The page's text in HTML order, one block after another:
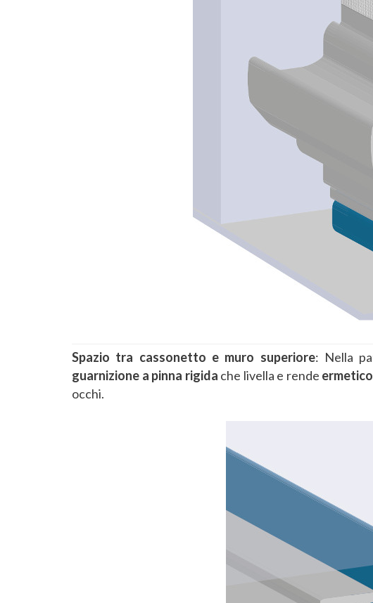
Spazio tra cassonetto e muro superiore: Nella
guarnizione a pinna rigida che livella e rende ermetico
occhi.